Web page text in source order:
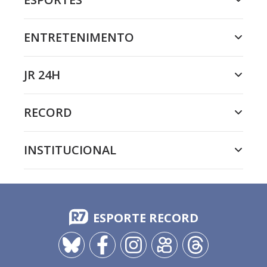
ENTRETENIMENTO
JR 24H
RECORD
INSTITUCIONAL
ESPORTE RECORD